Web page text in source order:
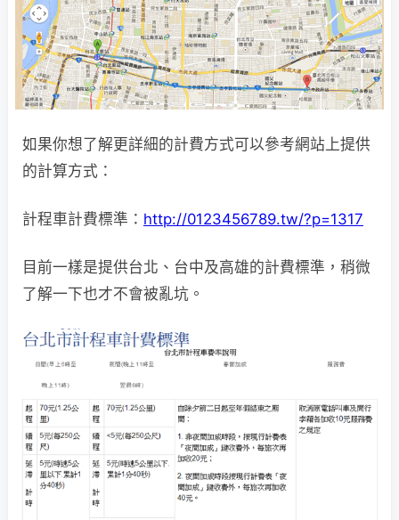
如果你想了解更詳細的計費方式可以參考網站上提供
的計算方式：
計程車計費標準： http://0123456789.tw/?p=1317
目前一樣是提供台北、台中及高雄的計費標準，稍微
了解一下也才不會被亂坑。